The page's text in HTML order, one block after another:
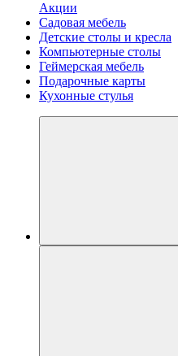
Акции
Садовая мебель
Детские столы и кресла
Компьютерные столы
Геймерская мебель
Подарочные карты
Кухонные стулья